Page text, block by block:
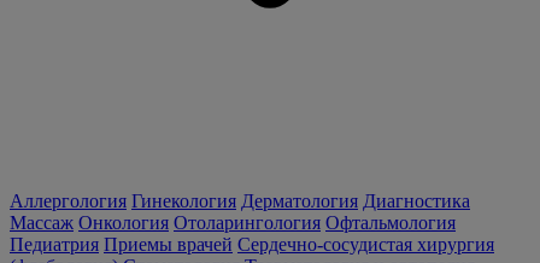
Аллергология Гинекология Дерматология Диагностика
Массаж Онкология Отоларингология Офтальмология
Педиатрия Приемы врачей Сердечно-сосудистая хирургия